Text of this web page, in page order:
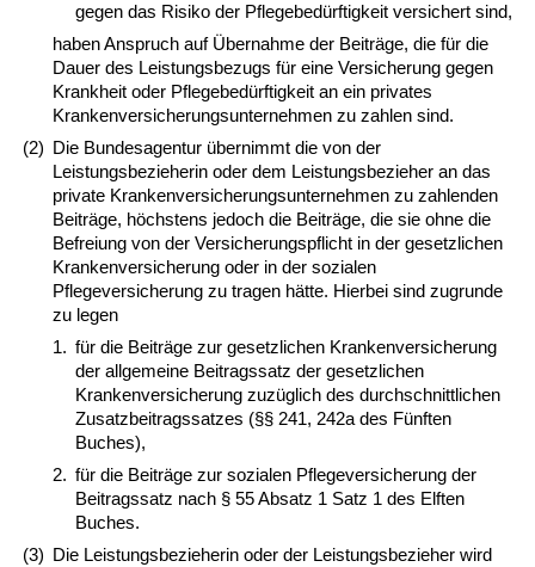
gegen das Risiko der Pflegebedürftigkeit versichert sind,
haben Anspruch auf Übernahme der Beiträge, die für die
Dauer des Leistungsbezugs für eine Versicherung gegen
Krankheit oder Pflegebedürftigkeit an ein privates
Krankenversicherungsunternehmen zu zahlen sind.
(2) Die Bundesagentur übernimmt die von der
Leistungsbezieherin oder dem Leistungsbezieher an das
private Krankenversicherungsunternehmen zu zahlenden
Beiträge, höchstens jedoch die Beiträge, die sie ohne die
Befreiung von der Versicherungspflicht in der gesetzlichen
Krankenversicherung oder in der sozialen
Pflegeversicherung zu tragen hätte. Hierbei sind zugrunde
zu legen
1. für die Beiträge zur gesetzlichen Krankenversicherung
der allgemeine Beitragssatz der gesetzlichen
Krankenversicherung zuzüglich des durchschnittlichen
Zusatzbeitragssatzes (§§ 241, 242a des Fünften
Buches),
2. für die Beiträge zur sozialen Pflegeversicherung der
Beitragssatz nach § 55 Absatz 1 Satz 1 des Elften
Buches.
(3) Die Leistungsbezieherin oder der Leistungsbezieher wird